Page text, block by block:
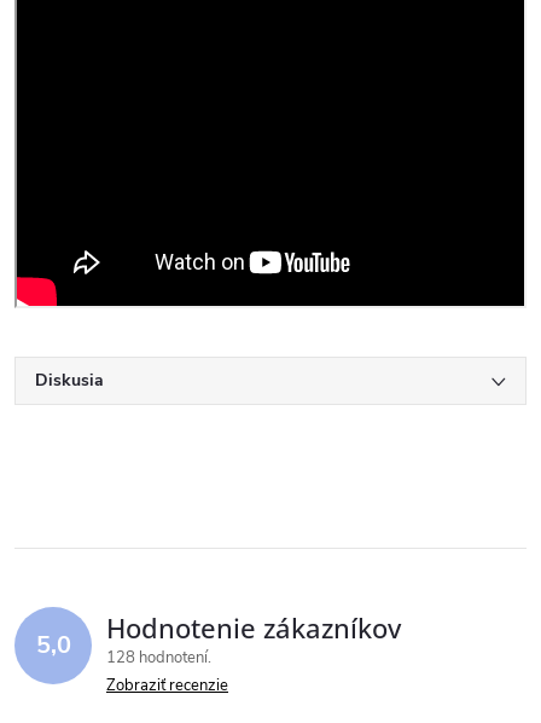
Diskusia
5,0 Hodnotenie zákazníkov
128 hodnotení
Zobraziť recenzie